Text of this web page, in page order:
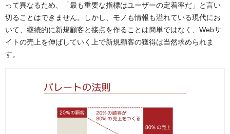
って異なるため、「最も重要な指標はユーザーの定着率だ」と言い
切ることはできません。しかし、モノも情報も溢れている現代にお
いて、継続的に新規顧客と接点を作ることは簡単ではなく、Webサ
イトの売上を伸ばしていく上で新規顧客の獲得は当然求められま
す。